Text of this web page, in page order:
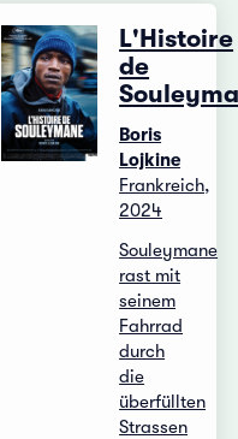
L'Histoire
de
Boris
Lojkine
Frankreich,
2024
Souleymane
rast mit
seinem
Fahrrad
durch
die
überfüllten
Strassen